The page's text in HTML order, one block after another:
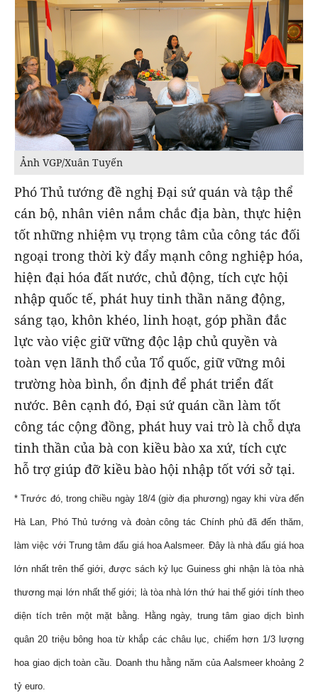
Ảnh VGP/Xuân Tuyến
Phó Thủ tướng đề nghị Đại sứ quán và tập thể
cán bộ, nhân viên nắm chắc địa bàn, thực hiện
tốt những nhiệm vụ trọng tâm của công tác đối
ngoại trong thời kỳ đẩy mạnh công nghiệp hóa,
hiện đại hóa đất nước, chủ động, tích cực hội
nhập quốc tế, phát huy tinh thần năng động,
sáng tạo, khôn khéo, linh hoạt, góp phần đắc
lực vào việc giữ vững độc lập chủ quyền và
toàn vẹn lãnh thổ của Tổ quốc, giữ vững môi
trường hòa bình, ổn định để phát triển đất
nước. Bên cạnh đó, Đại sứ quán cần làm tốt
công tác cộng đồng, phát huy vai trò là chỗ dựa
tinh thần của bà con kiều bào xa xứ, tích cực
hỗ trợ giúp đỡ kiều bào hội nhập tốt với sở tại.
* Trước đó, trong chiều ngày 18/4 (giờ địa phương) ngay khi vừa đến
Hà Lan, Phó Thủ tướng và đoàn công tác Chính phủ đã đến thăm,
làm việc với Trung tâm đấu giá hoa Aalsmeer. Đây là nhà đấu giá hoa
lớn nhất trên thế giới, được sách kỷ lục Guiness ghi nhận là tòa nhà
thương mại lớn nhất thế giới; là tòa nhà lớn thứ hai thế giới tính theo
diện tích trên một mặt bằng. Hằng ngày, trung tâm giao dịch bình
quân 20 triệu bông hoa từ khắp các châu lục, chiếm hơn 1/3 lượng
hoa giao dịch toàn cầu. Doanh thu hằng năm của Aalsmeer khoảng 2
tỷ euro.